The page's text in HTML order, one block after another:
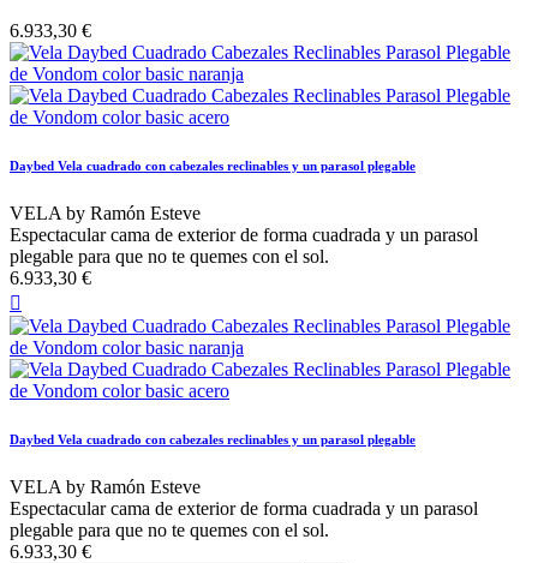
6.933,30 €
Daybed Vela cuadrado con cabezales reclinables y un parasol plegable
VELA by Ramón Esteve
Espectacular cama de exterior de forma cuadrada y un parasol
plegable para que no te quemes con el sol.
6.933,30 €

Daybed Vela cuadrado con cabezales reclinables y un parasol plegable
VELA by Ramón Esteve
Espectacular cama de exterior de forma cuadrada y un parasol
plegable para que no te quemes con el sol.
6.933,30 €